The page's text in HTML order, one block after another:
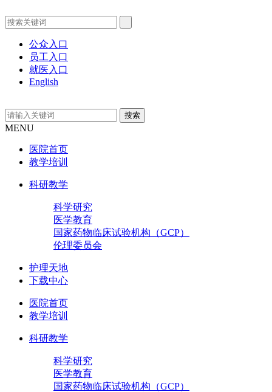
公众入口
员工入口
就医入口
English
MENU
医院首页
教学培训
科研教学
科学研究
医学教育
国家药物临床试验机构（GCP）
伦理委员会
护理天地
下载中心
医院首页
教学培训
科研教学
科学研究
医学教育
国家药物临床试验机构（GCP）